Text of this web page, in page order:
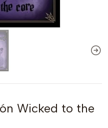
Wicked to the